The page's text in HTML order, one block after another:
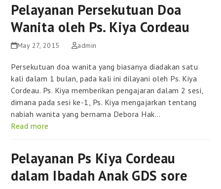
Pelayanan Persekutuan Doa
Wanita oleh Ps. Kiya Cordeau
May 27, 2015 admin
Persekutuan doa wanita yang biasanya diadakan satu
kali dalam 1 bulan, pada kali ini dilayani oleh Ps. Kiya
Cordeau. Ps. Kiya memberikan pengajaran dalam 2 sesi,
dimana pada sesi ke-1, Ps. Kiya mengajarkan tentang
nabiah wanita yang bernama Debora Hak…
Read more
Pelayanan Ps Kiya Cordeau
dalam Ibadah Anak GDS sore